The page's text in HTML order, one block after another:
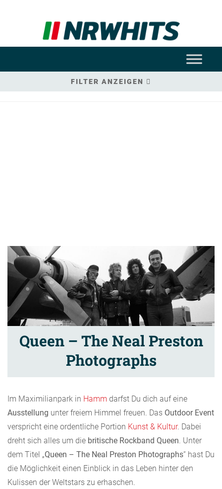
FILTER ANZEIGEN
Queen – The Neal Preston
Photographs
Im Maximilianpark in Hamm darfst Du dich auf eine
Ausstellung unter freiem Himmel freuen. Das Outdoor Event
verspricht eine ordentliche Portion Kunst & Kultur. Dabei
dreht sich alles um die britische Rockband Queen . Unter
dem Titel „Queen – The Neal Preston Photographs“ hast Du
die Möglichkeit einen Einblick in das Leben hinter den
Kulissen der Weltstars zu erhaschen.